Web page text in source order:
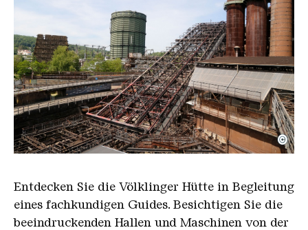
Der Erzschrägaufzug der Völklinger Hütte mit
Copyright: Weltkulturerbe Völklinger Hütte | Karl
©
Entdecken Sie die Völklinger Hütte in Begleitung
eines fachkundigen Guides. Besichtigen Sie die
beeindruckenden Hallen und Maschinen von der